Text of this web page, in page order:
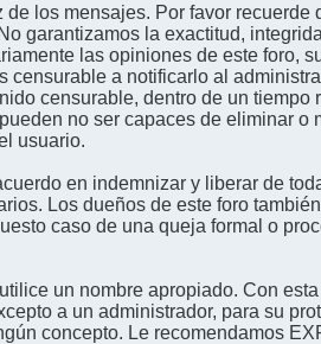
los mensajes. Por favor recuerde
garantizamos la exactitud,
las opiniones de este foro,
a notificarlo al
censurable, dentro de un tiempo
no ser capaces de eliminar o
usuario.
en indemnizar y liberar de
Los dueños de este foro
caso de una queja formal o
un nombre apropiado. Con
a un administrador, para su
concepto. Le recomendamos